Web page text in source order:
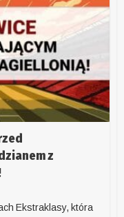
z
Ekstraklasy, która